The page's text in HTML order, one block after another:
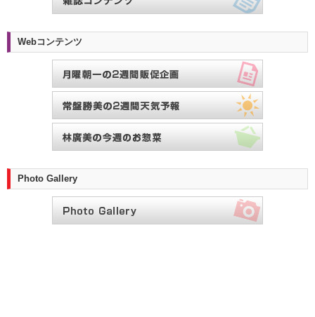
Webコンテンツ
Photo Gallery